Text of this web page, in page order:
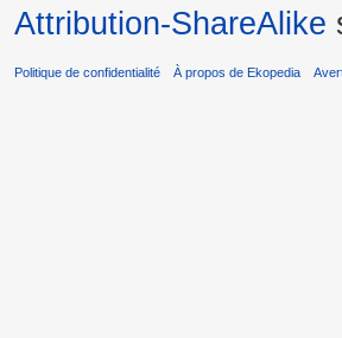
Attribution-ShareAlike
Politique de confidentialité À propos de Ekopedia